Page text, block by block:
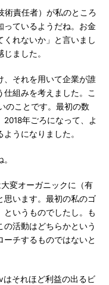
責任者）が私のところ
っているようだね。お金
くれないか」と言いまし
ました。
それを用いて企業が誰
組みを考えました。こ
のことです。最初の数
年ごろになって、よ
うになりました。
変オーガニックに（有
思います。最初の私のゴ
というものでしたし。も
活動はどちらかという
チするものではないと
それほど利益の出るビ